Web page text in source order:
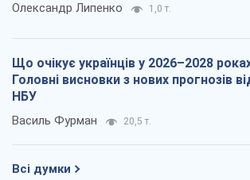
Олександр Липенко 1,0 т.
Що очікує українців у 2026–2028
Головні висновки з нових прогнозів
НБУ
Василь Фурман 20,5 т.
Всі думки